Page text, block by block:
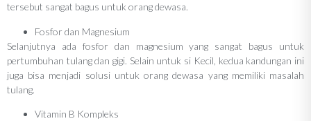
tersebut sangat bagus untuk orang dewasa.
Fosfor dan Magnesium
Selanjutnya ada fosfor dan magnesium yang sangat bagus untuk
pertumbuhan tulang dan gigi. Selain untuk si Kecil, kedua kandungan ini
juga bisa menjadi solusi untuk orang dewasa yang memiliki masalah
tulang.
Vitamin B Kompleks